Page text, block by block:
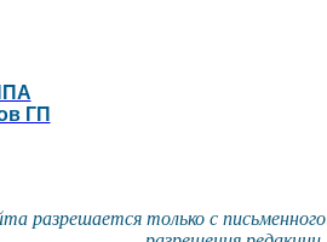
ГП
разрешается только с письменного